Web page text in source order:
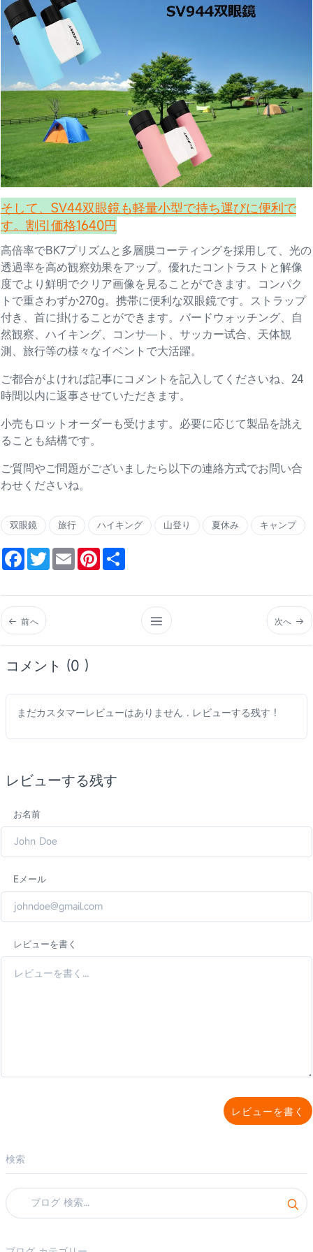
そして、SV44双眼鏡も軽量小型で持ち運びに便利で
す。割引価格1640円
高倍率でBK7プリズムと多層膜コーティングを採用して、光の
透過率を高め観察効果をアップ。優れたコントラストと解像
度でより鮮明でクリア画像を見ることができます。コンパク
トで重さわずか270g。携帯に便利な双眼鏡です。ストラップ
付き、首に掛けることができます。バードウォッチング、自
然観察、ハイキング、コンサ—ト、サッカー试合、天体観
測、旅行等の様々なイベントで大活躍。
ご都合がよければ記事にコメントを記入してくださいね、24
時間以内に返事させていただきます。
小売もロットオーダーも受けます。必要に応じて製品を誂え
ることも結構です。
ご質問やご問題がございましたら以下の連絡方式でお問い合
わせくださいね。
双眼鏡 旅行 ハイキング 山登り 夏休み キャンプ
FacebookTwitterEmail Pinterest
前へ 次へ
コメント (0 )
まだカスタマーレビューはありません . レビューする残す !
レビューする残す
お名前
Eメール
レビューを書く
レビューを書く
検索